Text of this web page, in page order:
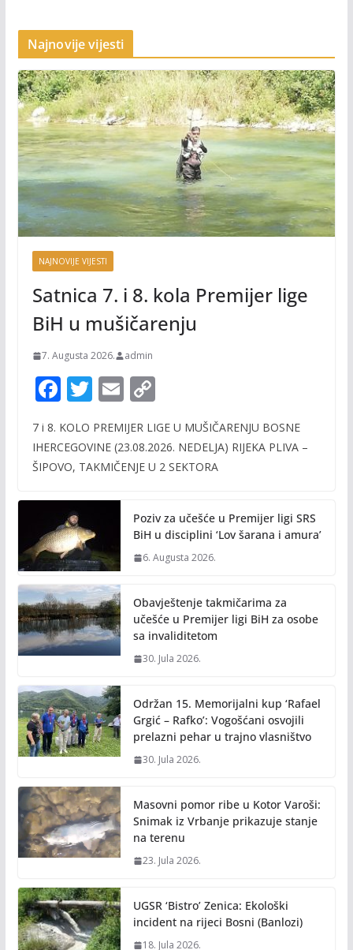
Najnovije vijesti
NAJNOVIJE VIJESTI
Satnica 7. i 8. kola Premijer lige
BiH u mušičarenju
7. Augusta 2026. admin
F
e
b
o
k
T
itt
er
E
ai
l
C
p
y
n
k
7 i 8. KOLO PREMIJER LIGE U MUŠIČARENJU BOSNE
IHERCEGOVINE (23.08.2026. NEDELJA) RIJEKA PLIVA –
ŠIPOVO, TAKMIČENJE U 2 SEKTORA
Poziv za učešće u Premijer ligi SRS
BiH u disciplini ‘Lov šarana i amura’
6. Augusta 2026.
Obavještenje takmičarima za
učešće u Premijer ligi BiH za osobe
sa invaliditetom
30. Jula 2026.
Održan 15. Memorijalni kup ‘Rafael
Grgić – Rafko’: Vogošćani osvojili
prelazni pehar u trajno vlasništvo
30. Jula 2026.
Masovni pomor ribe u Kotor Varoši:
Snimak iz Vrbanje prikazuje stanje
na terenu
23. Jula 2026.
UGSR ‘Bistro’ Zenica: Ekološki
incident na rijeci Bosni (Banlozi)
18. Jula 2026.